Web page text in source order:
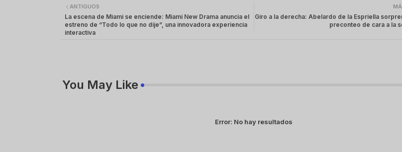
Giro a la derecha: Abelardo de la Espriella
preconteo de cara a la
ANTIGUOS
La escena de Miami se enciende: Miami New Drama anuncia el
estreno de “Todo lo que no dije”, una innovadora experiencia
interactiva
You May Like
Error: No hay resultados